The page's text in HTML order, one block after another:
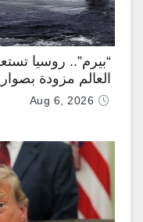
“بيرم”.. روسيا
العالم مزودة
Aug 6, 2026